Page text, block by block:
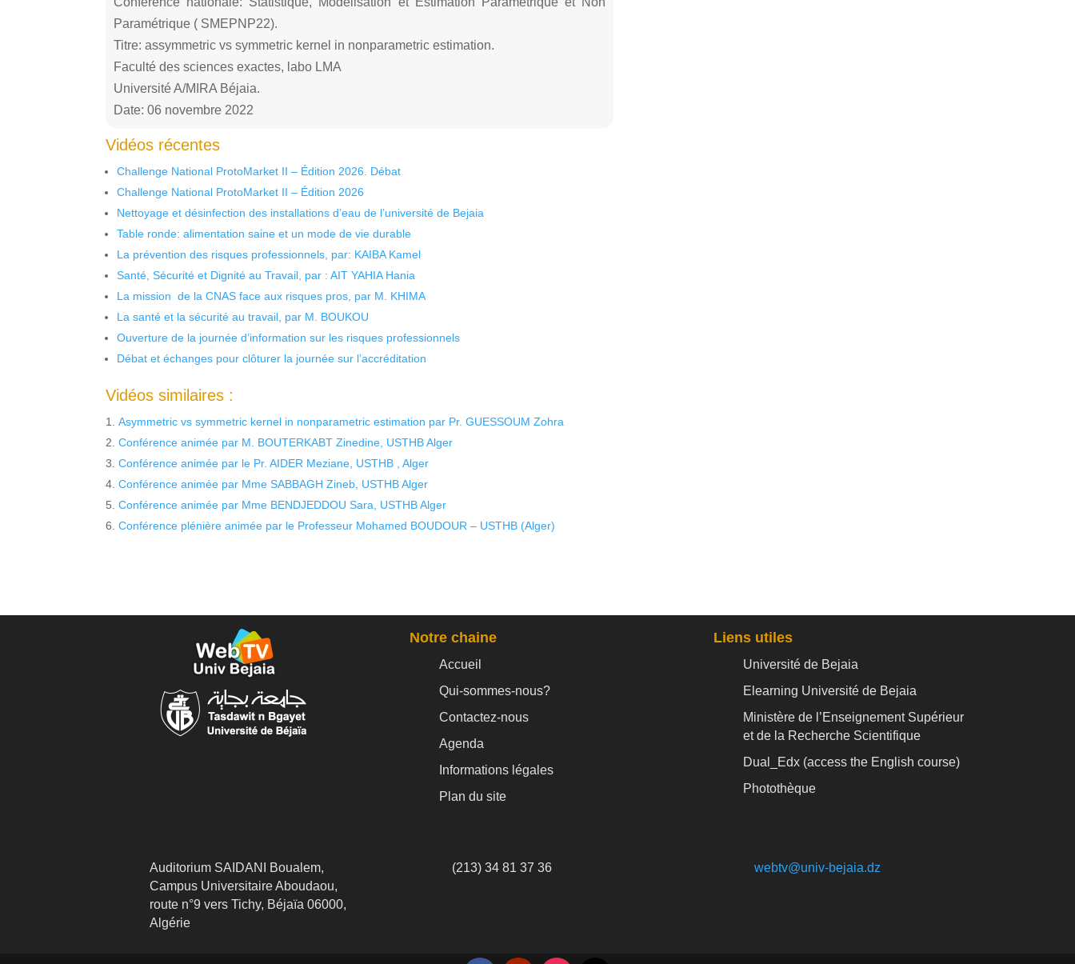
Paramétrique ( SMEPNP22).
Titre: assymmetric vs symmetric kernel in nonparametric estimation.
Faculté des sciences exactes, labo LMA
Université A/MIRA Béjaia.
Date: 06 novembre 2022
Vidéos récentes
Challenge National ProtoMarket II – Édition 2026. Débat
Challenge National ProtoMarket II – Édition 2026
Nettoyage et désinfection des installations d’eau de l’université de Bejaia
Table ronde: alimentation saine et un mode de vie durable
La prévention des risques professionnels, par: KAIBA Kamel
Santé, Sécurité et Dignité au Travail, par : AIT YAHIA Hania
La mission de la CNAS face aux risques pros, par M. KHIMA
La santé et la sécurité au travail, par M. BOUKOU
Ouverture de la journée d’information sur les risques professionnels
Débat et échanges pour clôturer la journée sur l’accréditation
Vidéos similaires :
Asymmetric vs symmetric kernel in nonparametric estimation par Pr. GUESSOUM Zohra
Conférence animée par M. BOUTERKABT Zinedine, USTHB Alger
Conférence animée par le Pr. AIDER Meziane, USTHB , Alger
Conférence animée par Mme SABBAGH Zineb, USTHB Alger
Conférence animée par Mme BENDJEDDOU Sara, USTHB Alger
Conférence plénière animée par le Professeur Mohamed BOUDOUR – USTHB (Alger)
Notre chaine
Accueil
Qui-sommes-nous?
Contactez-nous
Agenda
Informations légales
Plan du site
Liens utiles
Université de Bejaia
Elearning Université de Bejaia
Ministère de l’Enseignement Supérieur
et de la Recherche Scientifique
Dual_Edx (access the English course)
Photothèque
Auditorium SAIDANI Boualem,
Campus Universitaire Aboudaou,
route n°9 vers Tichy, Béjaïa 06000,
Algérie
(213) 34 81 37 36 webtv@univ-bejaia.dz